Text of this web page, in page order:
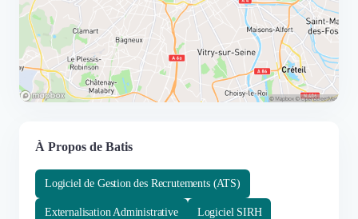
À Propos de Batis
Logiciel de Gestion des Recrutements (ATS)
Externalisation Administrative Logiciel SIRH